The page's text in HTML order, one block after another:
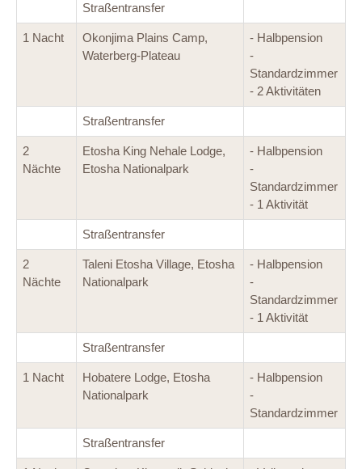
Straßentransfer
1 Nacht
Okonjima Plains Camp,
Waterberg-Plateau
- Halbpension
-
Standardzimmer
- 2 Aktivitäten
Straßentransfer
2
Nächte
Etosha King Nehale Lodge,
Etosha Nationalpark
- Halbpension
-
Standardzimmer
- 1 Aktivität
Straßentransfer
2
Nächte
Taleni Etosha Village, Etosha
Nationalpark
- Halbpension
-
Standardzimmer
- 1 Aktivität
Straßentransfer
1 Nacht
Hobatere Lodge, Etosha
Nationalpark
- Halbpension
-
Standardzimmer
Straßentransfer